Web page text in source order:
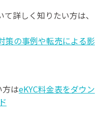
詳しく知りたい方は、
策の事例や転売による影
方はeKYC料金表をダウン